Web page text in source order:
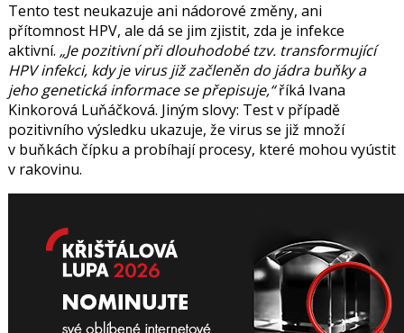
Tento test neukazuje ani nádorové změny, ani
přítomnost HPV, ale dá se jim zjistit, zda je infekce
aktivní. Je pozitivní při dlouhodobé tzv. transformující
HPV infekci, kdy je virus již začleněn do jádra buňky a
jeho genetická informace se přepisuje, říká Ivana
Kinkorová Luňáčková. Jiným slovy: Test v případě
pozitivního výsledku ukazuje, že virus se již množí
v buňkách čípku a probíhají procesy, které mohou vyústit
v rakovinu.